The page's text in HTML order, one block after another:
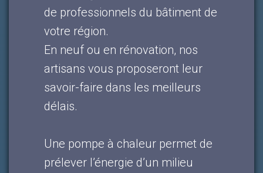
de professionnels du bâtiment de
votre région.
En neuf ou en rénovation, nos
artisans vous proposeront leur
savoir-faire dans les meilleurs
délais.
Une pompe à chaleur permet de
prélever l’énergie d’un milieu